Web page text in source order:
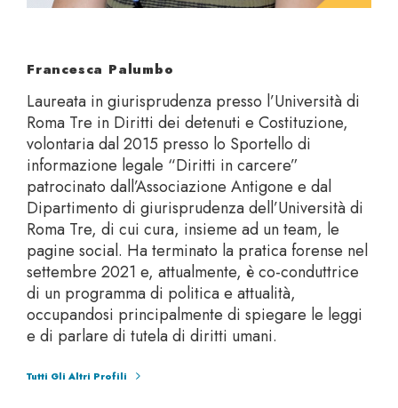
Francesca Palumbo
Laureata in giurisprudenza presso l’Università di
Roma Tre in Diritti dei detenuti e Costituzione,
volontaria dal 2015 presso lo Sportello di
informazione legale “Diritti in carcere”
patrocinato dall’Associazione Antigone e dal
Dipartimento di giurisprudenza dell’Università di
Roma Tre, di cui cura, insieme ad un team, le
pagine social. Ha terminato la pratica forense nel
settembre 2021 e, attualmente, è co-conduttrice
di un programma di politica e attualità,
occupandosi principalmente di spiegare le leggi
e di parlare di tutela di diritti umani.
Tutti Gli Altri Profili